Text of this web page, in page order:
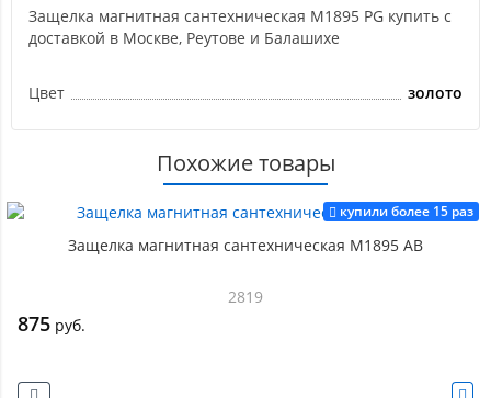
Защелка магнитная сантехническая M1895 PG купить с
доставкой в Москве, Реутове и Балашихе
Цвет золото
Похожие товары
купили более 15 раз
Защелка магнитная сантехническая M1895 AB
2819
875 руб.